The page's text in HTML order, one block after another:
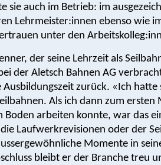
sie auch im Betrieb: im
Lehrmeister:innen ebenso wie
unter den
der seine Lehrzeit als
der Aletsch Bahnen AG
zurück. «Ich hatte
Als ich dann zum ersten
Boden arbeiten konnte, war das
Laufwerkrevisionen oder der
Momente in
bleibt er der Branche treu